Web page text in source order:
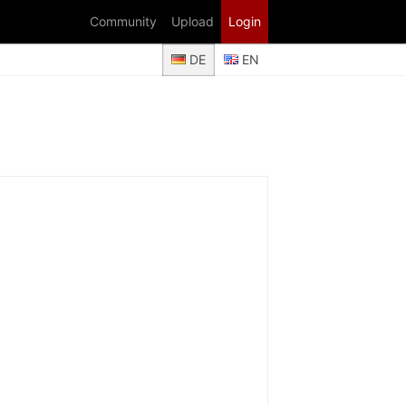
Login
Upload
Community
DE EN